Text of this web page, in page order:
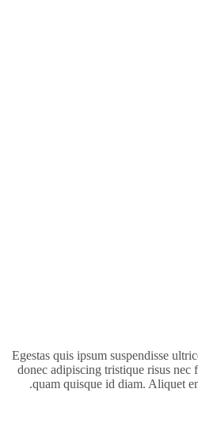
Egestas quis ipsum suspendisse
donec adipiscing tristique risus
quam quisque id diam. Aliquet